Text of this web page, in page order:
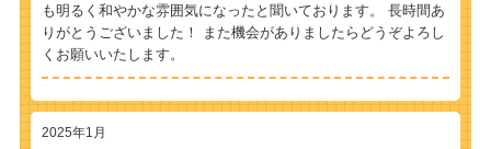
も明るく和やかな雰囲気になったと聞いております。 長時間あ
りがとうございました！ また機会がありましたらどうぞよろし
くお願いいたします。
2025年1月